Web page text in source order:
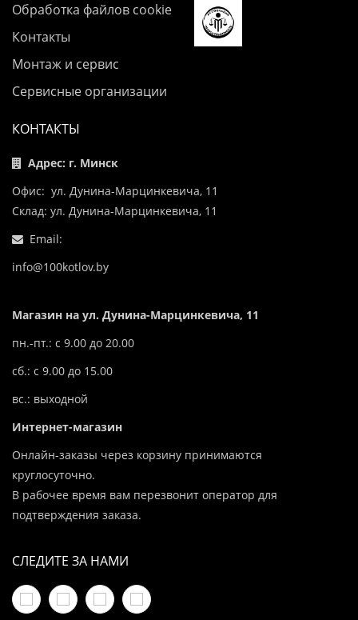
Обработка файлов cookie
Контакты
Монтаж и сервис
Сервисные организации
КОНТАКТЫ
Адрес: г. Минск
Офис: ул. Дунина-Марцинкевича, 11
Склад: ул. Дунина-Марцинкевича, 11
Email:
info@100kotlov.by
Магазин на ул. Дунина-Марцинкевича, 11
пн.-пт.: с 9.00 до 20.00
сб.: с 9.00 до 15.00
вс.: выходной
Интернет-магазин
Онлайн-заказы через корзину принимаются
круглосуточно.
В рабочее время вам перезвонит оператор для
подтверждения заказа.
СЛЕДИТЕ ЗА НАМИ